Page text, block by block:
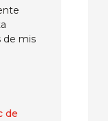
de mis
de